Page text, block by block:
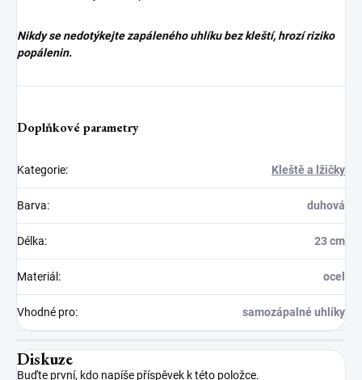
Nikdy se nedotýkejte zapáleného uhlíku bez kleští, hrozí riziko
popálenin.
Doplňkové parametry
Kategorie: Kleště a lžičky
Barva: duhová
Délka: 23 cm
Materiál : ocel
Vhodné pro: samozápalné uhlíky
Diskuze
Buďte první, kdo napíše příspěvek k této položce.